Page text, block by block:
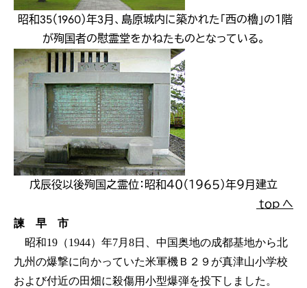
昭和35（1960）年3月、島原城内に築かれた「西の櫓」の１階
が殉国者の慰霊堂をかねたものとなっている。
戊辰役以後殉国之霊位：昭和４０（１９６５）年９月建立
ｔｏｐ へ
諫 早 市
昭和19（1944）年7月8日、中国奥地の成都基地から北
九州の爆撃に向かっていた米軍機Ｂ２９が真津山小学校
および付近の田畑に殺傷用小型爆弾を投下しました。